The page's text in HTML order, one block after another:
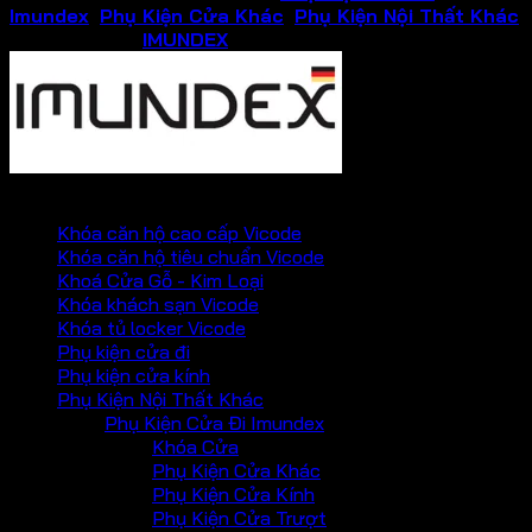
Imundex Phụ Kiện Cửa Khác Phụ Kiện Nội Thất Khác
IMUNDEX
Khóa căn hộ cao cấp Vicode
Khóa căn hộ tiêu chuẩn Vicode
Khoá Cửa Gỗ - Kim Loại
Khóa khách sạn Vicode
Khóa tủ locker Vicode
Phụ kiện cửa đi
Phụ kiện cửa kính
Phụ Kiện Nội Thất Khác
Phụ Kiện Cửa Đi Imundex
Khóa Cửa
Phụ Kiện Cửa Khác
Phụ Kiện Cửa Kính
Phụ Kiện Cửa Trượt